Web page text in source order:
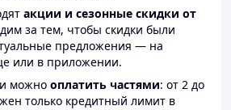
акции и сезонные скидки от
за тем, чтобы скидки были
предложения — на
или в приложении.
можно оплатить частями: от 2 до
только кредитный лимит в